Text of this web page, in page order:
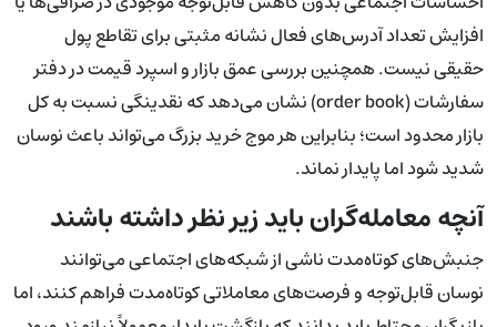
افزایش تعداد آدرس‌های فعال نشانه مثبتی برای تقاطع پول
حقیقی نیست. همچنین بررسی عمق بازار و اسپرد قیمت در دفتر
سفارشات (order book) نشان می‌دهد که نقدینگی نسبت به کل
بازار محدود است؛ بنابراین هر موج خرید بزرگ می‌تواند باعث نوسان
شدید شود اما پایدار نماند.
آنچه معامله‌گران باید زیر نظر داشته باشند
جنبش‌های کوتاه‌مدت ناشی از شبکه‌های اجتماعی می‌توانند
نوسان قابل‌توجه و فرصت‌های معاملاتی کوتاه‌مدت فراهم کنند، اما